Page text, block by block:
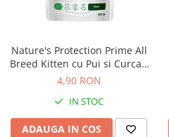
Solutii educative si antistres
Sisaluri si Ansambluri de Joaca
Nisip, Silicat si Asternuturi pentru
Pisici
Litiere si Accesorii
Jucarii Pisici
Genti, Custi Transport
Nature's Protection Prime All
Breed Kitten cu Pui si Curcan
85 Gr
4,90 RON
IN STOC
ADAUGA IN COS